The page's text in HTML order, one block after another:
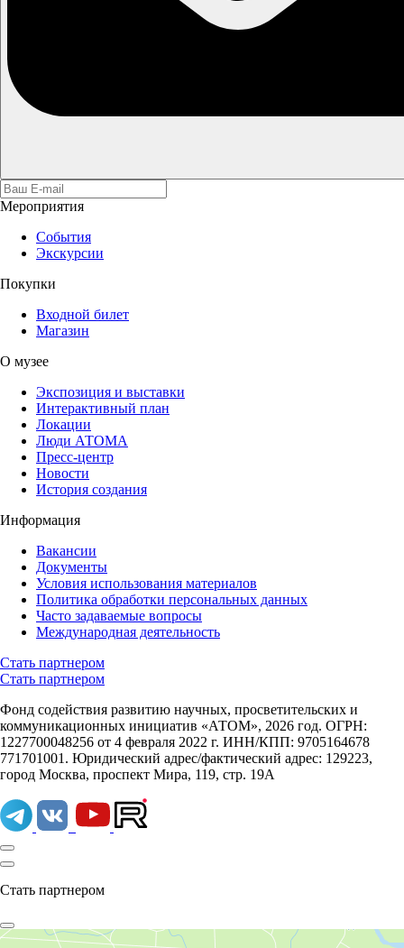
Мероприятия
События
Экскурсии
Покупки
Входной билет
Магазин
О музее
Экспозиция и выставки
Интерактивный план
Локации
Люди АТОМА
Пресс-центр
Новости
История создания
Информация
Вакансии
Документы
Условия использования материалов
Политика обработки персональных данных
Часто задаваемые вопросы
Международная деятельность
Стать партнером
Стать партнером
Фонд содействия развитию научных, просветительских и
коммуникационных инициатив «АТОМ», 2026 год. ОГРН:
1227700048256 от 4 февраля 2022 г. ИНН/КПП: 9705164678
771701001. Юридический адрес/фактический адрес: 129223,
город Москва, проспект Мира, 119, стр. 19А
Стать партнером